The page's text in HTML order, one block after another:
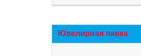
Ювелирная лавка